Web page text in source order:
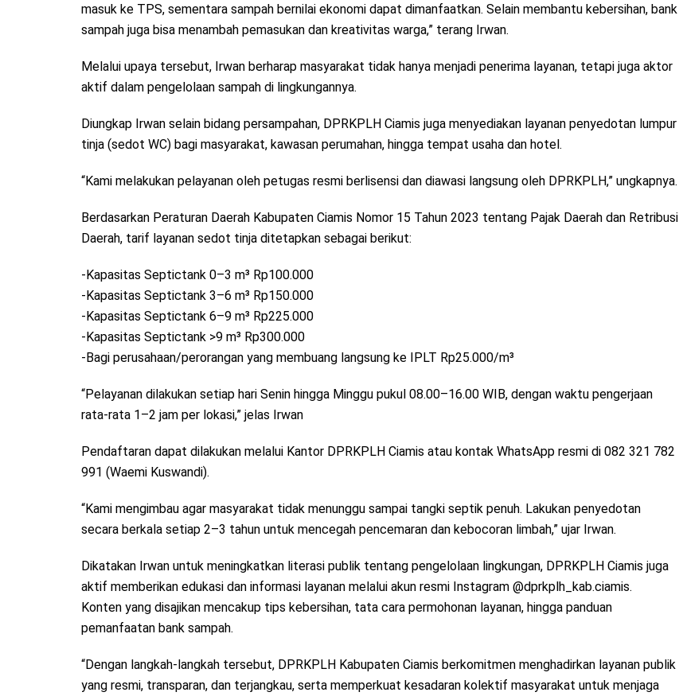
masuk ke TPS, sementara sampah bernilai ekonomi dapat dimanfaatkan. Selain membantu kebersihan, bank
sampah juga bisa menambah pemasukan dan kreativitas warga,” terang Irwan.
Melalui upaya tersebut, Irwan berharap masyarakat tidak hanya menjadi penerima layanan, tetapi juga aktor
aktif dalam pengelolaan sampah di lingkungannya.
Diungkap Irwan selain bidang persampahan, DPRKPLH Ciamis juga menyediakan layanan penyedotan lumpur
tinja (sedot WC) bagi masyarakat, kawasan perumahan, hingga tempat usaha dan hotel.
“Kami melakukan pelayanan oleh petugas resmi berlisensi dan diawasi langsung oleh DPRKPLH,” ungkapnya.
Berdasarkan Peraturan Daerah Kabupaten Ciamis Nomor 15 Tahun 2023 tentang Pajak Daerah dan Retribusi
Daerah, tarif layanan sedot tinja ditetapkan sebagai berikut:
-Kapasitas Septictank 0–3 m³ Rp100.000
-Kapasitas Septictank 3–6 m³ Rp150.000
-Kapasitas Septictank 6–9 m³ Rp225.000
-Kapasitas Septictank >9 m³ Rp300.000
-Bagi perusahaan/perorangan yang membuang langsung ke IPLT Rp25.000/m³
“Pelayanan dilakukan setiap hari Senin hingga Minggu pukul 08.00–16.00 WIB, dengan waktu pengerjaan
rata-rata 1–2 jam per lokasi,” jelas Irwan
Pendaftaran dapat dilakukan melalui Kantor DPRKPLH Ciamis atau kontak WhatsApp resmi di 082 321 782
991 (Waemi Kuswandi).
“Kami mengimbau agar masyarakat tidak menunggu sampai tangki septik penuh. Lakukan penyedotan
secara berkala setiap 2–3 tahun untuk mencegah pencemaran dan kebocoran limbah,” ujar Irwan.
Dikatakan Irwan untuk meningkatkan literasi publik tentang pengelolaan lingkungan, DPRKPLH Ciamis juga
aktif memberikan edukasi dan informasi layanan melalui akun resmi Instagram @dprkplh_kab.ciamis.
Konten yang disajikan mencakup tips kebersihan, tata cara permohonan layanan, hingga panduan
pemanfaatan bank sampah.
“Dengan langkah-langkah tersebut, DPRKPLH Kabupaten Ciamis berkomitmen menghadirkan layanan publik
yang resmi, transparan, dan terjangkau, serta memperkuat kesadaran kolektif masyarakat untuk menjaga